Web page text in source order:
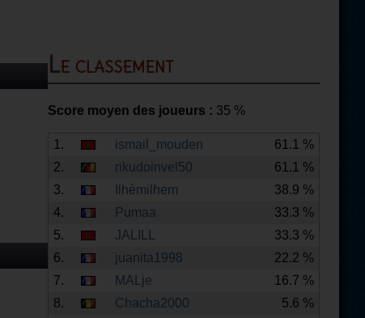
Le classement
Score moyen des joueurs : 35 %
1. ismail_mouden
61.1 %
2.
rikudoinvel50
61.1 %
3.
Ilhèmilhem
38.9 %
4.
Pumaa
33.3 %
5.
JALILL
33.3 %
6.
juanita1998
22.2 %
7.
MALje
16.7 %
8.
Chacha2000
5.6 %